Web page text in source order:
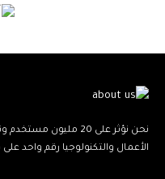
نحن نؤثر على 20 مليون
الأعمال والتكنولوجيا رقم واحد